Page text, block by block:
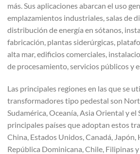
más. Sus aplicaciones abarcan el uso
emplazamientos industriales, salas de
distribución de energía en sótanos,
fabricación, plantas siderúrgicas,
alta mar, edificios comerciales,
de procesamiento, servicios públicos y
Las principales regiones en las que se
transformadores tipo pedestal son
Sudamérica, Oceanía, Asia Oriental y el
principales países que adoptan estos
China, Estados Unidos, Canadá, Japón,
República Dominicana, Chile, Filipinas